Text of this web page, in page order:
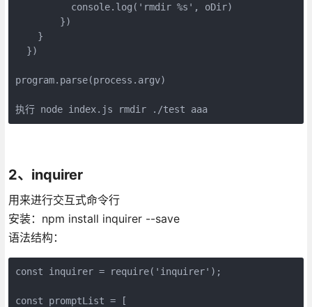
          console.log('rmdir %s', oDir)
        })
    }
  })
program.parse(process.argv)
执行 node index.js rmdir ./test aaa
2、inquirer
用来进行交互式命令行
安装：npm install inquirer --save
语法结构：
const inquirer = require('inquirer');
const promptList = [